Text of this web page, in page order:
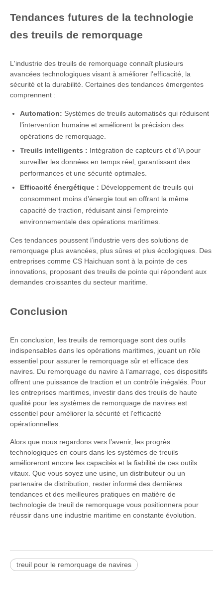
Tendances futures de la technologie
des treuils de remorquage
L'industrie des treuils de remorquage connaît plusieurs
avancées technologiques visant à améliorer l'efficacité, la
sécurité et la durabilité. Certaines des tendances émergentes
comprennent :
Automation: Systèmes de treuils automatisés qui réduisent
l’intervention humaine et améliorent la précision des
opérations de remorquage.
Treuils intelligents : Intégration de capteurs et d'IA pour
surveiller les données en temps réel, garantissant des
performances et une sécurité optimales.
Efficacité énergétique : Développement de treuils qui
consomment moins d’énergie tout en offrant la même
capacité de traction, réduisant ainsi l’empreinte
environnementale des opérations maritimes.
Ces tendances poussent l’industrie vers des solutions de
remorquage plus avancées, plus sûres et plus écologiques. Des
entreprises comme CS Haichuan sont à la pointe de ces
innovations, proposant des treuils de pointe qui répondent aux
demandes croissantes du secteur maritime.
Conclusion
En conclusion, les treuils de remorquage sont des outils
indispensables dans les opérations maritimes, jouant un rôle
essentiel pour assurer le remorquage sûr et efficace des
navires. Du remorquage du navire à l’amarrage, ces dispositifs
offrent une puissance de traction et un contrôle inégalés. Pour
les entreprises maritimes, investir dans des treuils de haute
qualité pour les systèmes de remorquage de navires est
essentiel pour améliorer la sécurité et l'efficacité
opérationnelles.
Alors que nous regardons vers l’avenir, les progrès
technologiques en cours dans les systèmes de treuils
amélioreront encore les capacités et la fiabilité de ces outils
vitaux. Que vous soyez une usine, un distributeur ou un
partenaire de distribution, rester informé des dernières
tendances et des meilleures pratiques en matière de
technologie de treuil de remorquage vous positionnera pour
réussir dans une industrie maritime en constante évolution.
treuil pour le remorquage de navires